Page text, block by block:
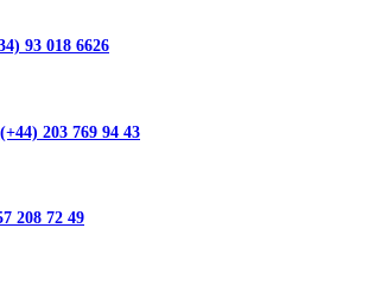
93 018 6626
(+44) 203 769 94 43
208 72 49